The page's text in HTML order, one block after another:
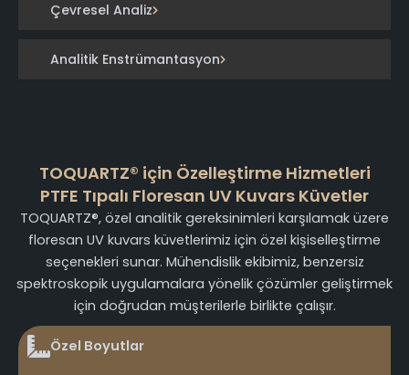
Çevresel Analiz
Analitik Enstrümantasyon
TOQUARTZ® için Özelleştirme Hizmetleri
PTFE Tıpalı Floresan UV Kuvars Küvetler
TOQUARTZ®, özel analitik gereksinimleri karşılamak üzere
floresan UV kuvars küvetlerimiz için özel kişiselleştirme
seçenekleri sunar. Mühendislik ekibimiz, benzersiz
spektroskopik uygulamalara yönelik çözümler geliştirmek
için doğrudan müşterilerle birlikte çalışır.
Özel Boyutlar